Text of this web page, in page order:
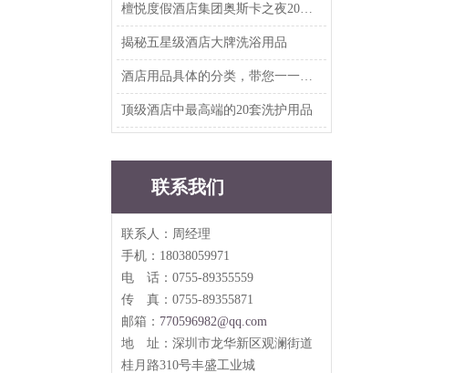
檀悦度假酒店集团奥斯卡之夜2019年度客户答谢晚宴
揭秘五星级酒店大牌洗浴用品
酒店用品具体的分类，带您一一知晓
顶级酒店中最高端的20套洗护用品
联系我们
联系人：周经理
手机：18038059971
电 话：0755-89355559
传 真：0755-89355871
邮箱： 770596982@qq.com
地 址： 深圳市龙华新区观澜街道
桂月路310号丰盛工业城